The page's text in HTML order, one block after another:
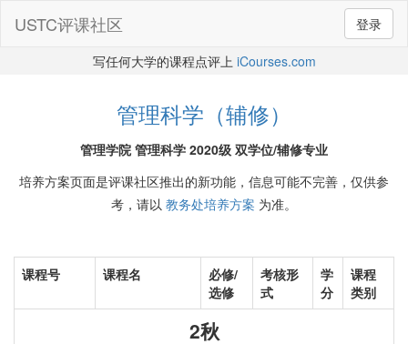
登录
USTC评课社区
写任何大学的课程点评上 iCourses.com
管理科学（辅修）
管理学院 管理科学 2020级 双学位/辅修专业
培养方案页面是评课社区推出的新功能，信息可能不完善，仅供参
考，请以 教务处培养方案 为准。
课程号 课程名
必修/
选修
考核形
式
学
分
课程
类别
2秋